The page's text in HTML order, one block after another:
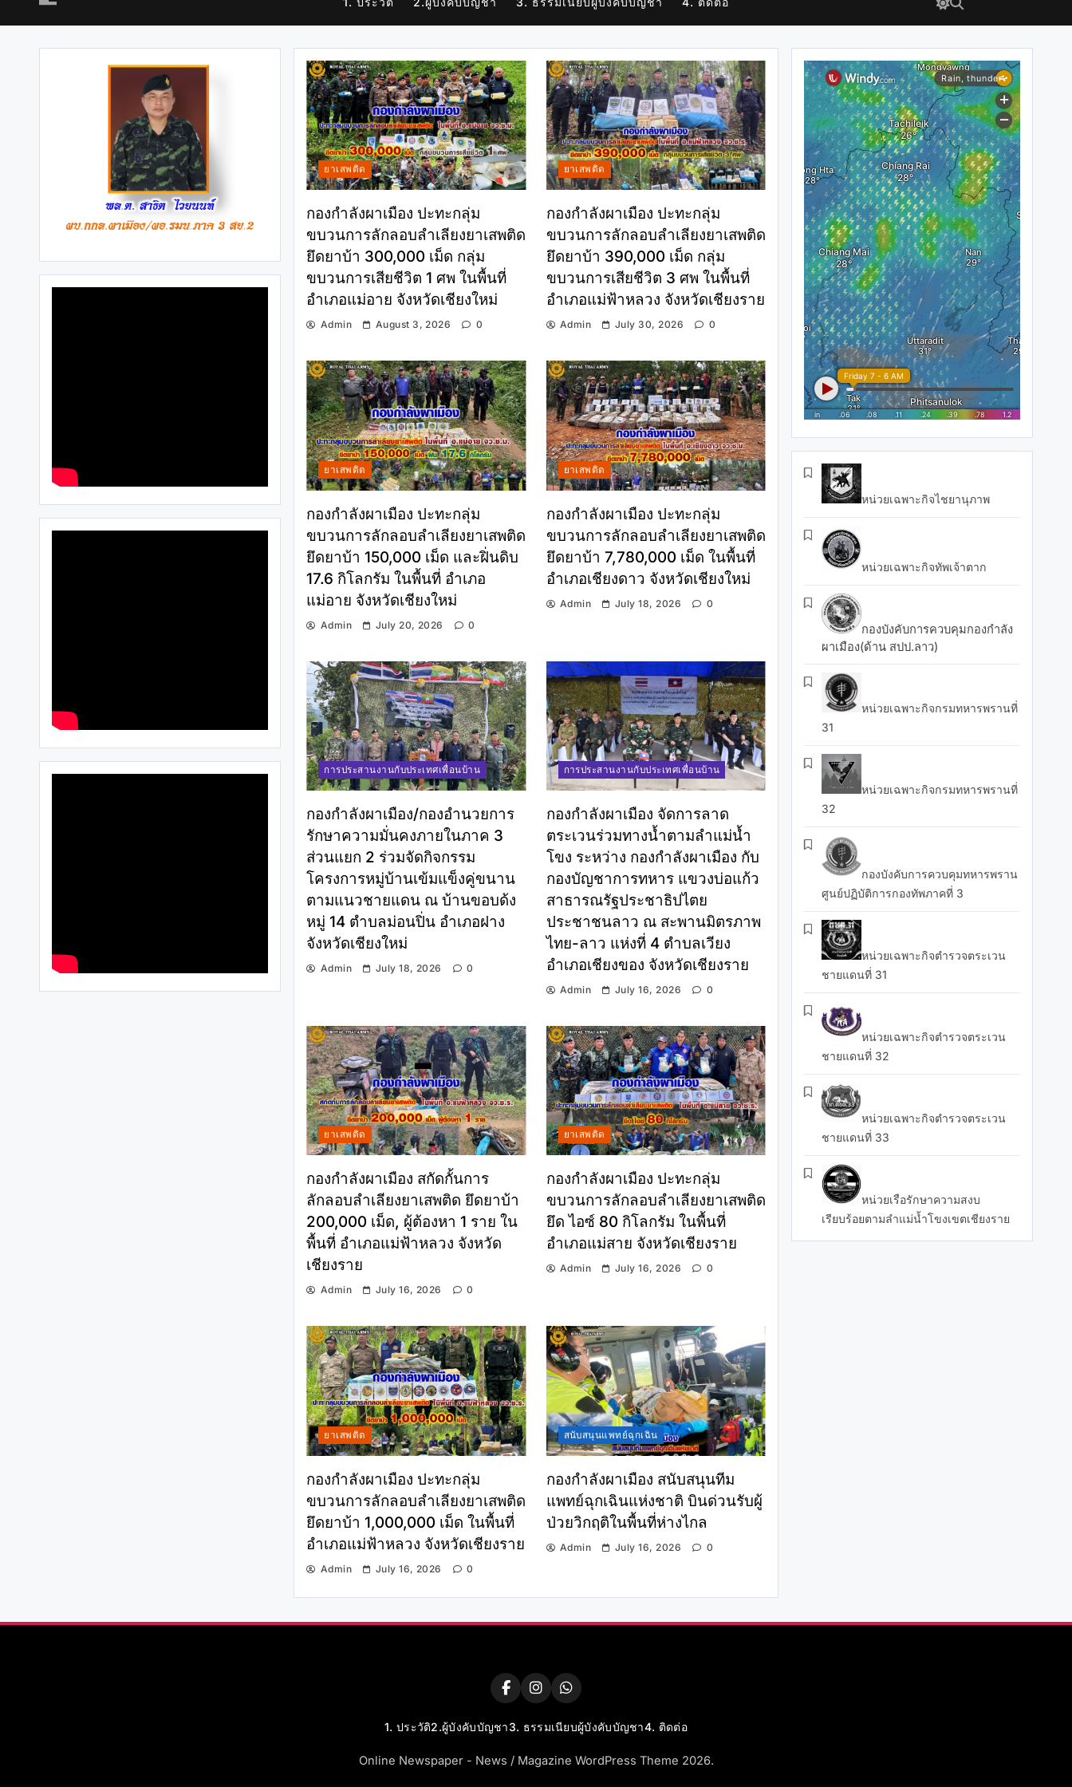
ยาเสพติด
กองกำลังผาเมือง ปะทะกลุ่ม
ขบวนการลักลอบลำเลียงยาเสพติด
ยึดยาบ้า 300,000 เม็ด กลุ่ม
ขบวนการเสียชีวิต 1 ศพ ในพื้นที่
อำเภอแม่อาย จังหวัดเชียงใหม่
Admin August 3, 2026 0
ยาเสพติด
กองกำลังผาเมือง ปะทะกลุ่ม
ขบวนการลักลอบลำเลียงยาเสพติด
ยึดยาบ้า 390,000 เม็ด กลุ่ม
ขบวนการเสียชีวิต 3 ศพ ในพื้นที่
อำเภอแม่ฟ้าหลวง จังหวัดเชียงราย
Admin July 30, 2026 0
ยาเสพติด
กองกำลังผาเมือง ปะทะกลุ่ม
ขบวนการลักลอบลำเลียงยาเสพติด
ยึดยาบ้า 150,000 เม็ด และฝิ่นดิบ
17.6 กิโลกรัม ในพื้นที่ อำเภอ
แม่อาย จังหวัดเชียงใหม่
Admin July 20, 2026 0
ยาเสพติด
กองกำลังผาเมือง ปะทะกลุ่ม
ขบวนการลักลอบลำเลียงยาเสพติด
ยึดยาบ้า 7,780,000 เม็ด ในพื้นที่
อำเภอเชียงดาว จังหวัดเชียงใหม่
Admin July 18, 2026 0
การประสานงานกับประเทศเพื่อนบ้าน
กองกำลังผาเมือง/กองอำนวยการ
รักษาความมั่นคงภายในภาค 3
ส่วนแยก 2 ร่วมจัดกิจกรรม
โครงการหมู่บ้านเข้มแข็งคู่ขนาน
ตามแนวชายแดน ณ บ้านขอบด้ง
หมู่ 14 ตำบลม่อนปิ่น อำเภอฝาง
จังหวัดเชียงใหม่
Admin July 18, 2026 0
การประสานงานกับประเทศเพื่อนบ้าน
กองกำลังผาเมือง จัดการลาด
ตระเวนร่วมทางน้ำตามลำแม่น้ำ
โขง ระหว่าง กองกำลังผาเมือง กับ
กองบัญชาการทหาร แขวงบ่อแก้ว
สาธารณรัฐประชาธิปไตย
ประชาชนลาว ณ สะพานมิตรภาพ
ไทย-ลาว แห่งที่ 4 ตำบลเวียง
อำเภอเชียงของ จังหวัดเชียงราย
Admin July 16, 2026 0
ยาเสพติด
กองกำลังผาเมือง สกัดกั้นการ
ลักลอบลำเลียงยาเสพติด ยึดยาบ้า
200,000 เม็ด, ผู้ต้องหา 1 ราย ใน
พื้นที่ อำเภอแม่ฟ้าหลวง จังหวัด
เชียงราย
Admin July 16, 2026 0
ยาเสพติด
กองกำลังผาเมือง ปะทะกลุ่ม
ขบวนการลักลอบลำเลียงยาเสพติด
ยึด ไอซ์ 80 กิโลกรัม ในพื้นที่
อำเภอแม่สาย จังหวัดเชียงราย
Admin July 16, 2026 0
ยาเสพติด
กองกำลังผาเมือง ปะทะกลุ่ม
ขบวนการลักลอบลำเลียงยาเสพติด
ยึดยาบ้า 1,000,000 เม็ด ในพื้นที่
อำเภอแม่ฟ้าหลวง จังหวัดเชียงราย
Admin July 16, 2026 0
สนับสนุนแพทย์ฉุกเฉิน
กองกำลังผาเมือง สนับสนุนทีม
แพทย์ฉุกเฉินแห่งชาติ บินด่วนรับผู้
ป่วยวิกฤติในพื้นที่ห่างไกล
Admin July 16, 2026 0
หน่วยเฉพาะกิจไชยานุภาพ
หน่วยเฉพาะกิจทัพเจ้าตาก
กองบังคับการควบคุมกองกำลัง
ผาเมือง(ด้าน สปป.ลาว)
หน่วยเฉพาะกิจกรมทหารพรานที่
31
หน่วยเฉพาะกิจกรมทหารพรานที่
32
กองบังคับการควบคุมทหารพราน
ศูนย์ปฏิบัติการกองทัพภาคที่ 3
หน่วยเฉพาะกิจตำรวจตระเวน
ชายแดนที่ 31
หน่วยเฉพาะกิจตำรวจตระเวน
ชายแดนที่ 32
หน่วยเฉพาะกิจตำรวจตระเวน
ชายแดนที่ 33
หน่วยเรือรักษาความสงบ
เรียบร้อยตามลำแม่น้ำโขงเขตเชียงราย
1. ประวัติ2.ผู้บังคับบัญชา3. ธรรมเนียบผู้บังคับบัญชา4. ติดต่อ
Online Newspaper - News / Magazine WordPress Theme 2026.